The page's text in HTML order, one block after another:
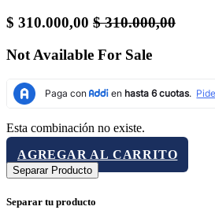
$ 310.000,00 $310.000,00
Not Available For Sale
Esta combinación no existe.
AGREGAR AL CARRITO
Separar Producto
Separar tu producto